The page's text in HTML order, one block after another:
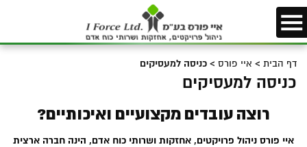
דף הבית > איי פורס > כניסה למעסיקים
כניסה למעסיקים
רוצה עובדים מקצועיים ואיכותיים?
איי פורס ניהול פרויקטים, אחזקות ושרותי כוח אדם, הינה חברה ארצית